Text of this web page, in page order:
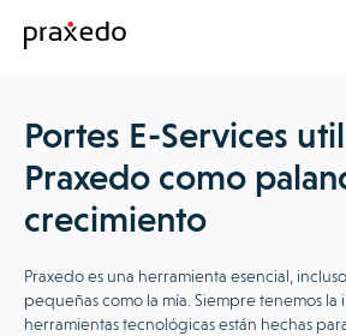
Portes E-Services
Praxedo como
crecimiento
Praxedo es una herramienta esencial,
pequeñas como la mía. Siempre tenemos la
herramientas tecnológicas están hechas